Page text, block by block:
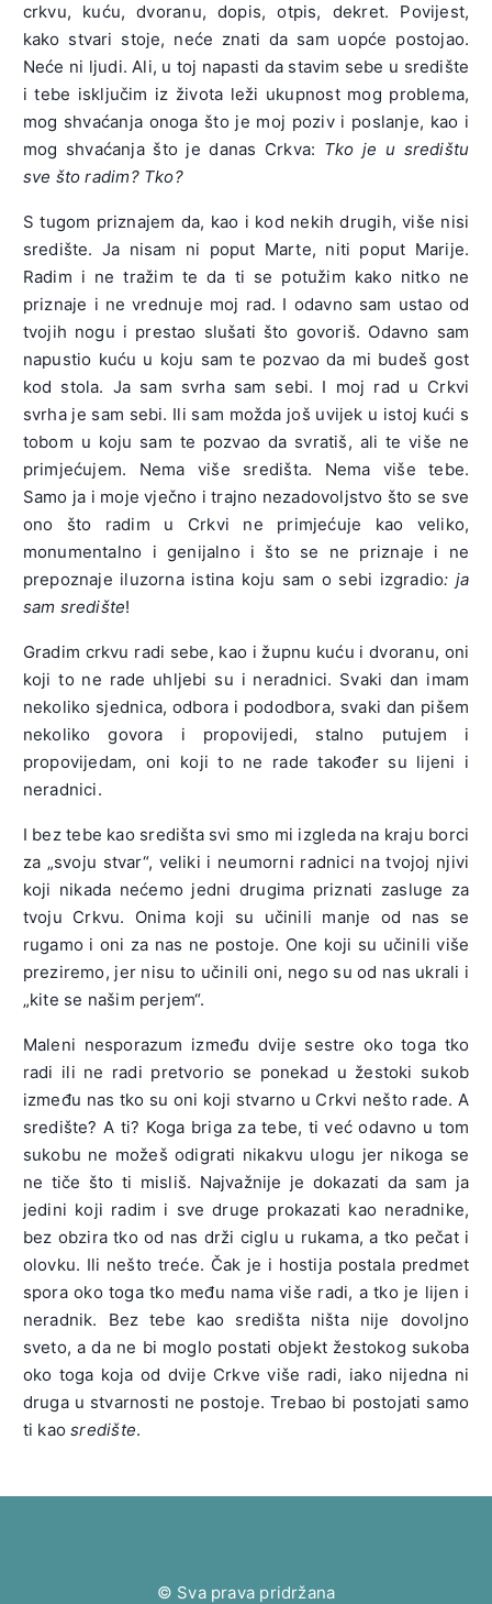
crkvu, kuću, dvoranu, dopis, otpis, dekret. Povijest,
kako stvari stoje, neće znati da sam uopće postojao.
Neće ni ljudi. Ali, u toj napasti da stavim sebe u središte
i tebe isključim iz života leži ukupnost mog problema,
mog shvaćanja onoga što je moj poziv i poslanje, kao i
mog shvaćanja što je danas Crkva: Tko je u središtu
sve što radim? Tko?
S tugom priznajem da, kao i kod nekih drugih, više nisi
središte. Ja nisam ni poput Marte, niti poput Marije.
Radim i ne tražim te da ti se potužim kako nitko ne
priznaje i ne vrednuje moj rad. I odavno sam ustao od
tvojih nogu i prestao slušati što govoriš. Odavno sam
napustio kuću u koju sam te pozvao da mi budeš gost
kod stola. Ja sam svrha sam sebi. I moj rad u Crkvi
svrha je sam sebi. Ili sam možda još uvijek u istoj kući s
tobom u koju sam te pozvao da svratiš, ali te više ne
primjećujem. Nema više središta. Nema više tebe.
Samo ja i moje vječno i trajno nezadovoljstvo što se sve
ono što radim u Crkvi ne primjećuje kao veliko,
monumentalno i genijalno i što se ne priznaje i ne
prepoznaje iluzorna istina koju sam o sebi izgradio: ja
sam središte!
Gradim crkvu radi sebe, kao i župnu kuću i dvoranu, oni
koji to ne rade uhljebi su i neradnici. Svaki dan imam
nekoliko sjednica, odbora i pododbora, svaki dan pišem
nekoliko govora i propovijedi, stalno putujem i
propovijedam, oni koji to ne rade također su lijeni i
neradnici.
I bez tebe kao središta svi smo mi izgleda na kraju borci
za „svoju stvar“, veliki i neumorni radnici na tvojoj njivi
koji nikada nećemo jedni drugima priznati zasluge za
tvoju Crkvu. Onima koji su učinili manje od nas se
rugamo i oni za nas ne postoje. One koji su učinili više
preziremo, jer nisu to učinili oni, nego su od nas ukrali i
„kite se našim perjem“.
Maleni nesporazum između dvije sestre oko toga tko
radi ili ne radi pretvorio se ponekad u žestoki sukob
između nas tko su oni koji stvarno u Crkvi nešto rade. A
središte? A ti? Koga briga za tebe, ti već odavno u tom
sukobu ne možeš odigrati nikakvu ulogu jer nikoga se
ne tiče što ti misliš. Najvažnije je dokazati da sam ja
jedini koji radim i sve druge prokazati kao neradnike,
bez obzira tko od nas drži ciglu u rukama, a tko pečat i
olovku. Ili nešto treće. Čak je i hostija postala predmet
spora oko toga tko među nama više radi, a tko je lijen i
neradnik. Bez tebe kao središta ništa nije dovoljno
sveto, a da ne bi moglo postati objekt žestokog sukoba
oko toga koja od dvije Crkve više radi, iako nijedna ni
druga u stvarnosti ne postoje. Trebao bi postojati samo
ti kaosredište.
© Sva prava pridržana